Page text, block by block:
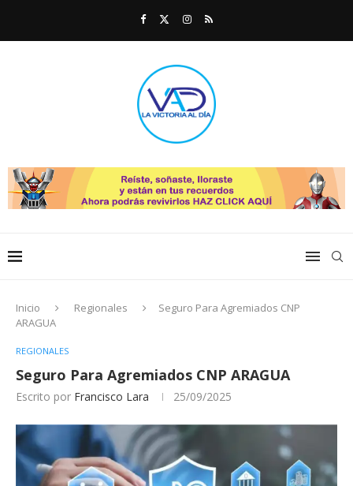
Inicio Regionales
Seguro Para Agremiados CNP
ARAGUA
REGIONALES
Seguro Para Agremiados CNP ARAGUA
Escrito por Francisco Lara 25/09/2025